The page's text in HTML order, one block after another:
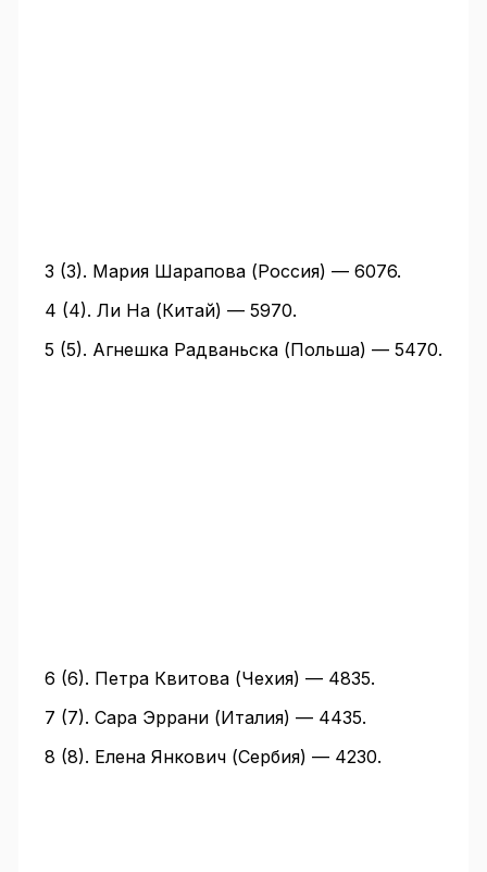
3 (3). Мария Шарапова (Россия) — 6076.
4 (4). Ли На (Китай) — 5970.
5 (5). Агнешка Радваньска (Польша) — 5470.
6 (6). Петра Квитова (Чехия) — 4835.
7 (7). Сара Эррани (Италия) — 4435.
8 (8). Елена Янкович (Сербия) — 4230.